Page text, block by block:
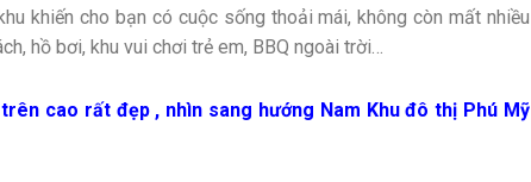
khiến cho bạn có cuộc sống thoải mái, không còn mất nhiều
hồ bơi, khu vui chơi trẻ em, BBQ ngoài trời…
cao rất đẹp , nhìn sang hướng Nam Khu đô thị Phú Mỹ